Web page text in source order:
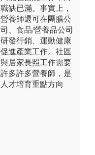
職缺已滿。事實上，
營養師還可在團膳公
司、食品/營養品公司
研發行銷、運動健康
促進產業工作。社區
與居家長照工作需要
許多許多營養師，是
人才培育重點方向